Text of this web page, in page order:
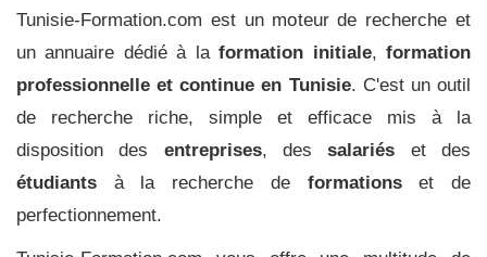
Tunisie-Formation.com est un moteur de recherche et
un annuaire dédié à laformation initiale,formation
professionnelle et continue en Tunisie. C'est un outil
de recherche riche, simple et efficace mis à la
disposition des entreprises, dessalariés et des
étudiants à la recherche de formationset de
perfectionnement.